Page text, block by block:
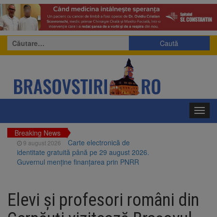
Caută
după:
Breaking News
9 august 2026
Carte electronică de
identitate gratuită până pe 29 august 2026.
Guvernul menține finanțarea prin PNRR
Brașovului vor fi restaurate. Contractul de
finanțare a fost semnat
Elevi şi profesori români din